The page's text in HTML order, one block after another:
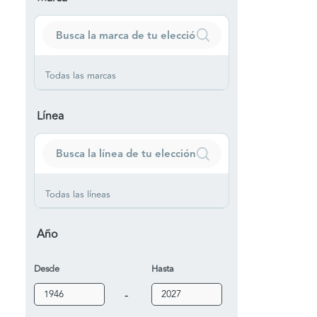
Todas las marcas
Línea
Todas las líneas
Año
Desde
-
Hasta